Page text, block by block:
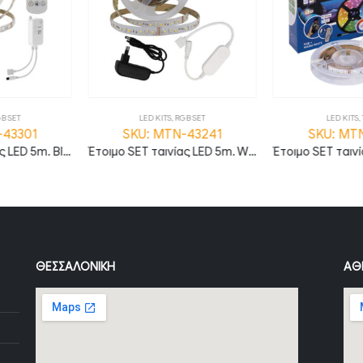
RGB SET
43241
LED KITS,TV BOX
SKU: MTN-43271
Έτοιμο SET ταινίας LED 5m. TV WiFi RGB+3000K 60LED/m 5V IP20 MTN-43271
LED
SKU:
ΘΕΣΣΑΛΟΝΊΚΗ